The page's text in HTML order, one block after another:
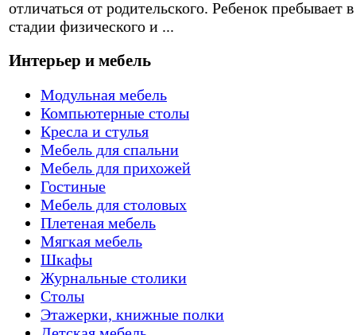
отличаться от родительского. Ребенок пребывает в
стадии физического и ...
Интерьер и мебель
Модульная мебель
Компьютерные столы
Кресла и стулья
Мебель для спальни
Мебель для прихожей
Гостиные
Мебель для столовых
Плетеная мебель
Мягкая мебель
Шкафы
Журнальные столики
Столы
Этажерки, книжные полки